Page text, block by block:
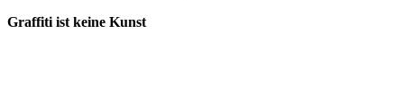
Graffiti ist keine Kunst